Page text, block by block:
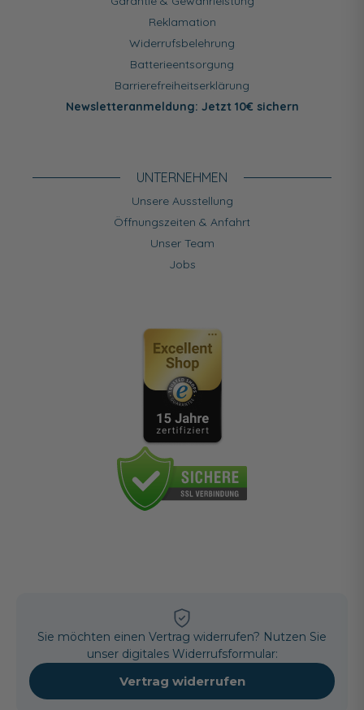
Reklamation
Widerrufsbelehrung
Batterieentsorgung
Barrierefreiheitserklärung
Newsletteranmeldung: Jetzt 10€ sichern
UNTERNEHMEN
Unsere Ausstellung
Öffnungszeiten & Anfahrt
Unser Team
Jobs
Sie möchten einen Vertrag widerrufen? Nutzen Sie
unser digitales Widerrufsformular:
Vertrag widerrufen